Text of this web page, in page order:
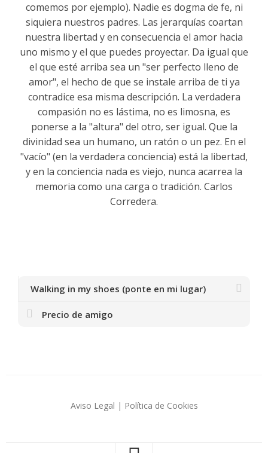
comemos por ejemplo). Nadie es dogma de fe, ni
siquiera nuestros padres. Las jerarquías coartan
nuestra libertad y en consecuencia el amor hacia
uno mismo y el que puedes proyectar. Da igual que
el que esté arriba sea un "ser perfecto lleno de
amor", el hecho de que se instale arriba de ti ya
contradice esa misma descripción. La verdadera
compasión no es lástima, no es limosna, es
ponerse a la "altura" del otro, ser igual. Que la
divinidad sea un humano, un ratón o un pez. En el
"vacío" (en la verdadera conciencia) está la libertad,
y en la conciencia nada es viejo, nunca acarrea la
memoria como una carga o tradición. Carlos
Corredera.
Walking in my shoes (ponte en mi lugar)
Precio de amigo
Aviso Legal | Política de Cookies